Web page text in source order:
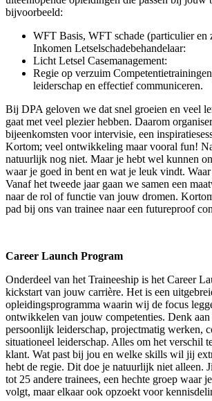
bijvoorbeeld:
WFT Basis, WFT schade (particulier
Inkomen Letselschadebehandelaar:
Licht Letsel Casemanagement:
Regie op verzuim
leiderschap en effectief communiceren.
Bij DPA geloven we dat snel groeien en veel
gaat met veel plezier hebben. Daarom
bijeenkomsten voor intervisie, een
Kortom; veel ontwikkeling maar vooral fun!
natuurlijk nog niet. Maar je hebt wel kunnen
waar je goed in bent en wat je leuk vindt.
Vanaf het tweede jaar gaan we samen een
naar de rol of functie van jouw dromen.
pad bij ons van trainee naar een futureproof
Career Launch Program
Onderdeel van het Traineeship is het Career
kickstart van jouw carrière. Het is een
opleidingsprogramma waarin wij de focus
ontwikkelen van jouw competenties. Denk
persoonlijk leiderschap, projectmatig werken,
situationeel leiderschap. Alles om het verschil
klant. Wat past bij jou en welke skills wil jij
hebt de regie. Dit doe je natuurlijk niet alleen.
tot 25 andere trainees, een hechte groep waar
volgt, maar elkaar ook opzoekt voor